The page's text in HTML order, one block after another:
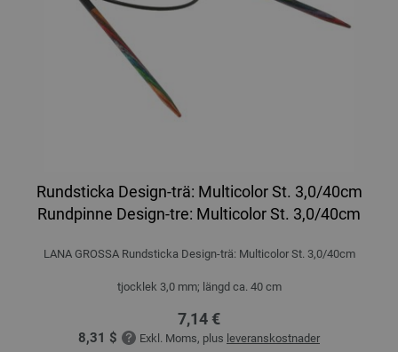
Rundsticka Design-trä: Multicolor St. 3,0/40cm
Rundpinne Design-tre: Multicolor St. 3,0/40cm
LANA GROSSA Rundsticka Design-trä: Multicolor St. 3,0/40cm
tjocklek 3,0 mm; längd ca. 40 cm
7,14 €
8,31 $ Exkl. Moms, plus leveranskostnader